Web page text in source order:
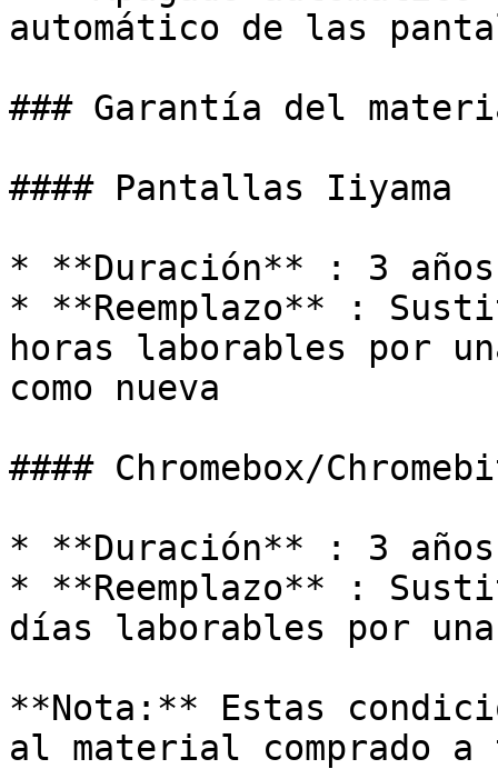
automático de las
### Garantía del
#### Pantallas Iiyama
* **Duración** : 3
* **Reemplazo** :
horas laborables por
como nueva
#### Chromebox/
* **Duración** : 3
* **Reemplazo** :
días laborables por una
**Nota:** Estas
al material comprado